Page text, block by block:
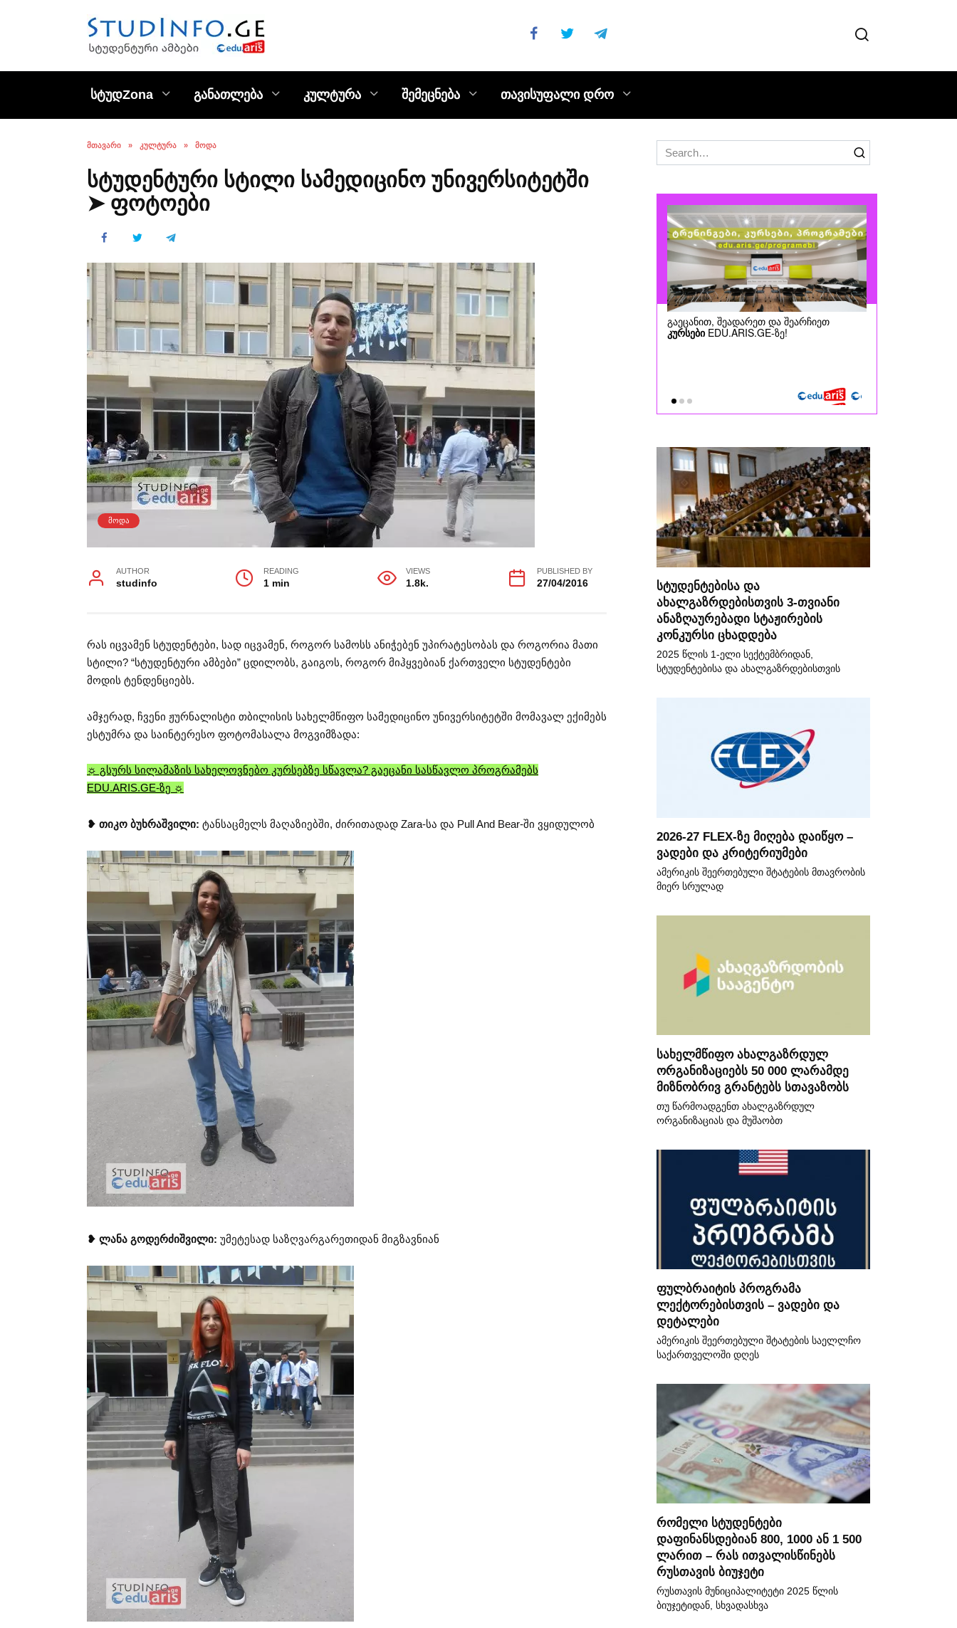
სტუდZona განათლება კულტურა შემეცნება თავისუფალი დრო
ᲛᲗᲐᲕᲐᲠᲘ » ᲙᲣᲚᲢᲣᲠᲐ » ᲛᲝᲓᲐ
სტუდენტური სტილი სამედიცინო უნივერსიტეტში
➤ ფოტოები
ᲛᲝᲓᲐ
AUTHOR
studinfo
READING
1 min
VIEWS
1.8k.
PUBLISHED BY
27/04/2016
რას იცვამენ სტუდენტები, სად იცვამენ, როგორ სამოსს ანიჭებენ უპირატესობას და როგორია მათი
სტილი? “სტუდენტური ამბები” ცდილობს, გაიგოს, როგორ მიჰყვებიან ქართველი სტუდენტები
მოდის ტენდენციებს.
ამჯერად, ჩვენი ჟურნალისტი თბილისის სახელმწიფო სამედიცინო უნივერსიტეტში მომავალ ექიმებს
ესტუმრა და საინტერესო ფოტომასალა მოგვიმზადა:
☼ გსურს სილამაზის სახელოვნებო კურსებზე სწავლა? გაეცანი სასწავლო პროგრამებს
EDU.ARIS.GE-ზე ☼
❥ თიკო ბუხრაშვილი: ტანსაცმელს მაღაზიებში, ძირითადად Zara-სა და Pull And Bear-ში ვყიდულობ
❥ ლანა გოდერძიშვილი: უმეტესად საზღვარგარეთიდან მიგზავნიან
Search
for:
სტუდენტებისა და
ახალგაზრდებისთვის 3-თვიანი
ანაზღაურებადი სტაჟირების
კონკურსი ცხადდება
2025 წლის 1-ელი სექტემბრიდან,
სტუდენტებისა და ახალგაზრდებისთვის
2026-27 FLEX-ზე მიღება დაიწყო –
ვადები და კრიტერიუმები
ამერიკის შეერთებული შტატების მთავრობის
მიერ სრულად
სახელმწიფო ახალგაზრდულ
ორგანიზაციებს 50 000 ლარამდე
მიზნობრივ გრანტებს სთავაზობს
თუ წარმოადგენთ ახალგაზრდულ
ორგანიზაციას და მუშაობთ
ფულბრაიტის პროგრამა
ლექტორებისთვის – ვადები და
დეტალები
ამერიკის შეერთებული შტატების საელლჩო
საქართველოში დღეს
რომელი სტუდენტები
დაფინანსდებიან 800, 1000 ან 1 500
ლარით – რას ითვალისწინებს
რუსთავის ბიუჯეტი
რუსთავის მუნიციპალიტეტი 2025 წლის
ბიუჯეტიდან, სხვადასხვა